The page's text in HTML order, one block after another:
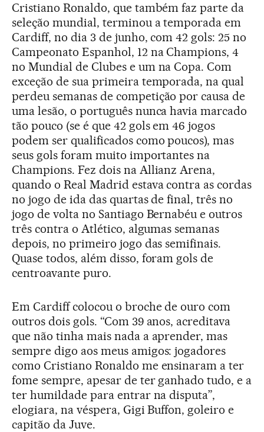
Cristiano Ronaldo, que também faz parte da
seleção mundial, terminou a temporada em
Cardiff, no dia 3 de junho, com 42 gols: 25 no
Campeonato Espanhol, 12 na Champions, 4
no Mundial de Clubes e um na Copa. Com
exceção de sua primeira temporada, na qual
perdeu semanas de competição por causa de
uma lesão, o português nunca havia marcado
tão pouco (se é que 42 gols em 46 jogos
podem ser qualificados como poucos), mas
seus gols foram muito importantes na
Champions. Fez dois na Allianz Arena,
quando o Real Madrid estava contra as cordas
no jogo de ida das quartas de final, três no
jogo de volta no Santiago Bernabéu e outros
três contra o Atlético, algumas semanas
depois, no primeiro jogo das semifinais.
Quase todos, além disso, foram gols de
centroavante puro.
Em Cardiff colocou o broche de ouro com
outros dois gols. “Com 39 anos, acreditava
que não tinha mais nada a aprender, mas
sempre digo aos meus amigos: jogadores
como Cristiano Ronaldo me ensinaram a ter
fome sempre, apesar de ter ganhado tudo, e a
ter humildade para entrar na disputa”,
elogiara, na véspera, Gigi Buffon, goleiro e
capitão da Juve.